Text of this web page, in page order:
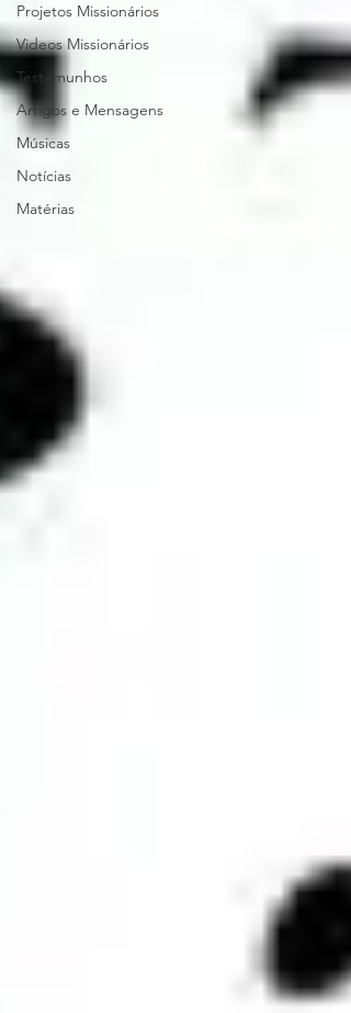
Projetos Missionários
Videos Missionários
Testemunhos
Artigos e Mensagens
Músicas
Notícias
Matérias